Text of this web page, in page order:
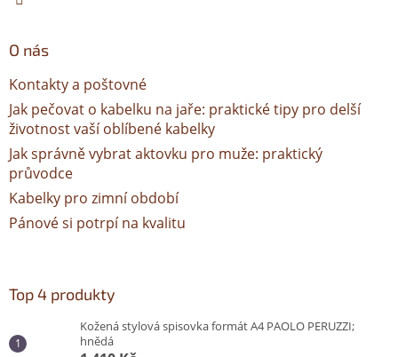
O nás
Kontakty a poštovné
Jak pečovat o kabelku na jaře: praktické tipy pro delší
životnost vaší oblíbené kabelky
Jak správně vybrat aktovku pro muže: praktický
průvodce
Kabelky pro zimní období
Pánové si potrpí na kvalitu
Top 4 produkty
Kožená stylová spisovka formát A4 PAOLO PERUZZI;
hnědá